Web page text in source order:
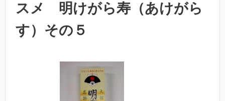
スメ 明けがら寿（あけがら
す）その５